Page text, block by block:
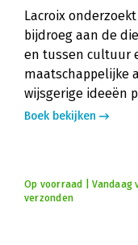
Lacroix
bijdroeg aan de
en tussen cultuur
maatschappelijke
wijsgerige ideeën
Boek bekijken
Op voorraad | Vandaag
verzonden